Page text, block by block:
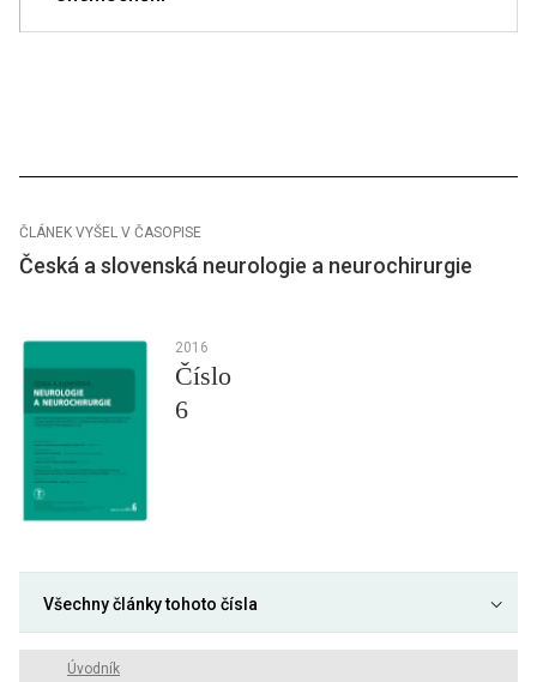
ČLÁNEK VYŠEL V ČASOPISE
Česká a slovenská neurologie a neurochirurgie
2016
Číslo
6
Všechny články tohoto čísla
Úvodník